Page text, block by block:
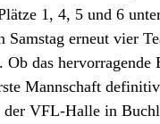
1, 4, 5 und 6
Samstag erneut vier
das
Mannschaft
VFL-Halle in